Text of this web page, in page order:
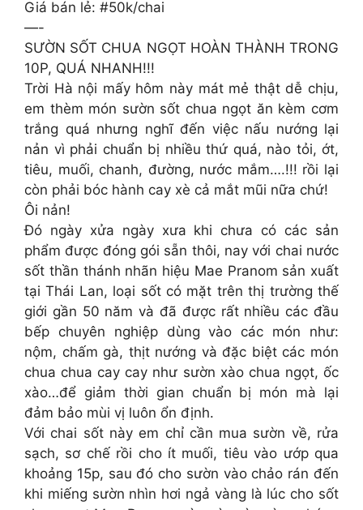
Giá bán lẻ: #50k/chai
—-
SƯỜN SỐT CHUA NGỌT HOÀN THÀNH TRONG
10P, QUÁ NHANH!!!
Trời Hà nội mấy hôm này mát mẻ thật dễ chịu,
em thèm món sườn sốt chua ngọt ăn kèm cơm
trắng quá nhưng nghĩ đến việc nấu nướng lại
nản vì phải chuẩn bị nhiều thứ quá, nào tỏi, ớt,
tiêu, muối, chanh, đường, nước mắm….!!! rồi lại
còn phải bóc hành cay xè cả mắt mũi nữa chứ!
Ôi nản!
Đó ngày xửa ngày xưa khi chưa có các sản
phẩm được đóng gói sẵn thôi, nay với chai nước
sốt thần thánh nhãn hiệu Mae Pranom sản xuất
tại Thái Lan, loại sốt có mặt trên thị trường thế
giới gần 50 năm và đã được rất nhiều các đầu
bếp chuyên nghiệp dùng vào các món như:
nộm, chấm gà, thịt nướng và đặc biệt các món
chua chua cay cay như sườn xào chua ngọt, ốc
xào…để giảm thời gian chuẩn bị món mà lại
đảm bảo mùi vị luôn ổn định.
Với chai sốt này em chỉ cần mua sườn về, rửa
sạch, sơ chế rồi cho ít muối, tiêu vào ướp qua
khoảng 15p, sau đó cho sườn vào chảo rán đến
khi miếng sườn nhìn hơi ngả vàng là lúc cho sốt